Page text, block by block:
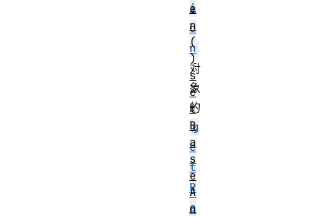
i
o
n
对
象
的
g
e
t
R
a
e
n
(
)
s
e
t
B
a
s
e
A
n